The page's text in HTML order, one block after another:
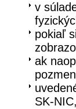
v
pokiaľ
ak
SK-